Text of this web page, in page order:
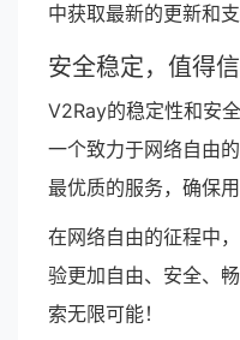
中获取最新的更新和支
安全稳定，值得
V2Ray的稳定性和安
一个致力于网络自由
最优质的服务，确保用
在网络自由的征程中
验更加自由、安全、
索无限可能！